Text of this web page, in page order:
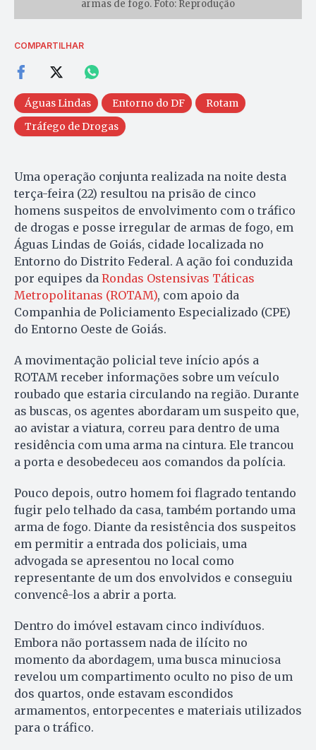
armas de fogo. Foto: Reprodução
COMPARTILHAR
Águas Lindas Entorno do DF
Rotam
Tráfego de Drogas
Uma operação conjunta realizada na noite desta
terça-feira (22) resultou na prisão de cinco
homens suspeitos de envolvimento com o tráfico
de drogas e posse irregular de armas de fogo, em
Águas Lindas de Goiás, cidade localizada no
Entorno do Distrito Federal. A ação foi conduzida
por equipes da Rondas Ostensivas Táticas
Metropolitanas (ROTAM), com apoio da
Companhia de Policiamento Especializado (CPE)
do Entorno Oeste de Goiás.
A movimentação policial teve início após a
ROTAM receber informações sobre um veículo
roubado que estaria circulando na região. Durante
as buscas, os agentes abordaram um suspeito que,
ao avistar a viatura, correu para dentro de uma
residência com uma arma na cintura. Ele trancou
a porta e desobedeceu aos comandos da polícia.
Pouco depois, outro homem foi flagrado tentando
fugir pelo telhado da casa, também portando uma
arma de fogo. Diante da resistência dos suspeitos
em permitir a entrada dos policiais, uma
advogada se apresentou no local como
representante de um dos envolvidos e conseguiu
convencê-los a abrir a porta.
Dentro do imóvel estavam cinco indivíduos.
Embora não portassem nada de ilícito no
momento da abordagem, uma busca minuciosa
revelou um compartimento oculto no piso de um
dos quartos, onde estavam escondidos
armamentos, entorpecentes e materiais utilizados
para o tráfico.